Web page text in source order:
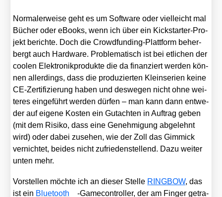
Nor­ma­ler­wei­se geht es um Soft­ware oder viel­leicht mal
Bücher oder eBooks, wenn ich über ein Kick­star­ter-Pro­
jekt berich­te. Doch die Crowd­fun­ding-Platt­form beher­
bergt auch Hard­ware. Pro­ble­ma­tisch ist bei etli­chen der
coo­len Elek­tronik­pro­duk­te die da finan­ziert wer­den kön­
nen aller­dings, dass die pro­du­zier­ten Klein­se­ri­en kei­ne
CE-Zer­ti­fi­zie­rung haben und des­we­gen nicht ohne wei­
te­res ein­ge­führt wer­den dür­fen – man kann dann ent­we­
der auf eige­ne Kos­ten ein Gut­ach­ten in Auf­trag geben
(mit dem Risi­ko, dass eine Geneh­mi­gung abge­lehnt
wird) oder dabei zuse­hen, wie der Zoll das Gim­mick
ver­nich­tet, bei­des nicht zufrie­den­stel­lend. Dazu wei­ter
unten mehr.
Vor­stel­len möch­te ich an die­ser Stel­le RINGBOW, das
ist ein Blue­tooth
-Game­con­trol­ler, der am Fin­ger getra­